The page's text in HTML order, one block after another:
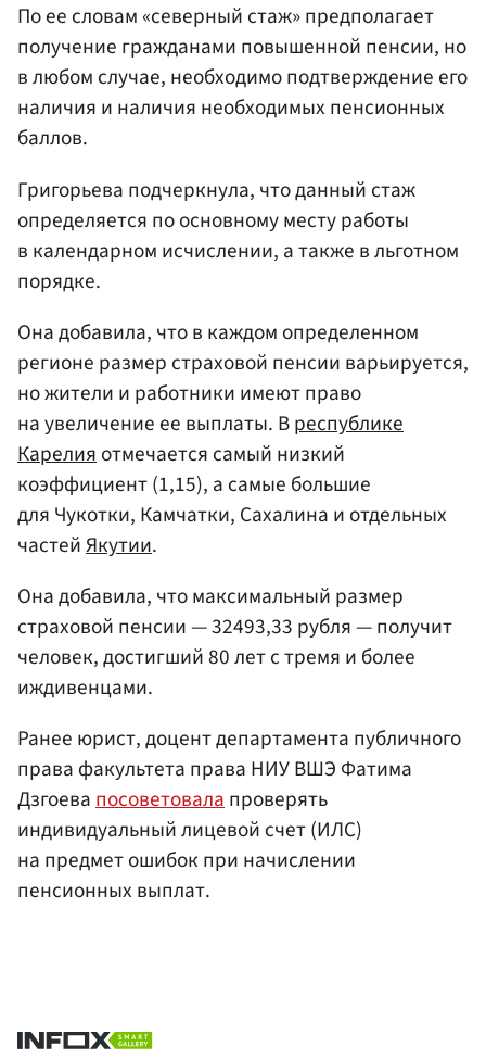
По ее словам «северный стаж» предполагает
получение гражданами повышенной пенсии, но
в любом случае, необходимо подтверждение его
наличия и наличия необходимых пенсионных
баллов.
Григорьева подчеркнула, что данный стаж
определяется по основному месту работы
в календарном исчислении, а также в льготном
порядке.
Она добавила, что в каждом определенном
регионе размер страховой пенсии варьируется,
но жители и работники имеют право
на увеличение ее выплаты. Вреспублике
Карелияотмечается самый низкий
коэффициент (1,15), а самые большие
для Чукотки, Камчатки, Сахалина и отдельных
частейЯкутии.
Она добавила, что максимальный размер
страховой пенсии — 32493,33 рубля — получит
человек, достигший 80 лет с тремя и более
иждивенцами.
Ранее юрист, доцент департамента публичного
права факультета права НИУ ВШЭ Фатима
Дзгоевапосоветовалапроверять
индивидуальный лицевой счет (ИЛС)
на предмет ошибок при начислении
пенсионных выплат.